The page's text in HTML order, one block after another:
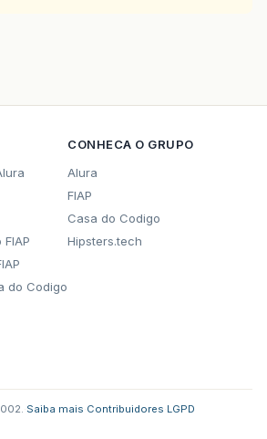
do Codigo
CONHECA O GRUPO
Alura
FIAP
Casa do Codigo
Hipsters.tech
Saiba mais Contribuidores LGPD